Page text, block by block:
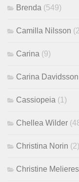
Brenda (549)
Camilla Nilsson
Carina (9)
Carina Davidsson
Cassiopeia (1)
Chellea Wilder
Christina Norin (2)
Christine